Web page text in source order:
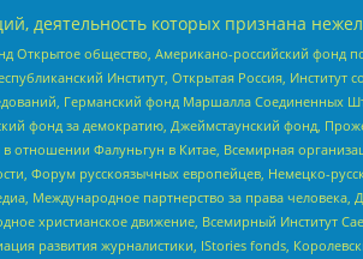
деятельность которых признана
общество, Американо-российский фонд
Институт, Открытая Россия,
Германский фонд Маршалла Соединенных
фонд за демократию, Джеймстаунский фонд,
Фалуньгун в Китае, Всемирная
Форум русскоязычных европейцев, Немецко-
партнерство за права человека,
христианское движение, Всемирный Институт
развития журналистики, IStories fonds,